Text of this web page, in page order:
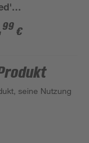
silber 4-
99 €
seine Nutzung